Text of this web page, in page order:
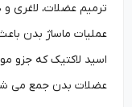
ترمیم عضلات، لاغری و
عملیات ماساژ بدن باعث
اسید لاکتیک که جزو
عضلات بدن جمع می شوند،